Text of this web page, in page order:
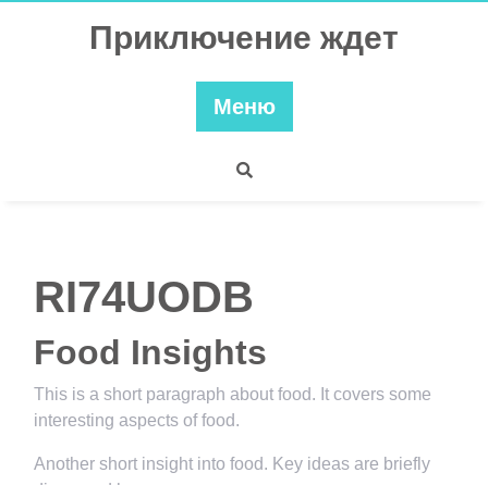
Приключение ждет
Меню
RI74UODB
Food Insights
This is a short paragraph about food. It covers some
interesting aspects of food.
Another short insight into food. Key ideas are briefly